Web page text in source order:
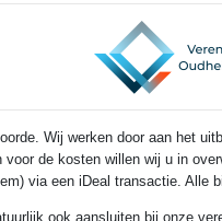
Wij werken door aan het
de kosten willen wij u in
via een iDeal transactie.
ook aansluiten bij onze